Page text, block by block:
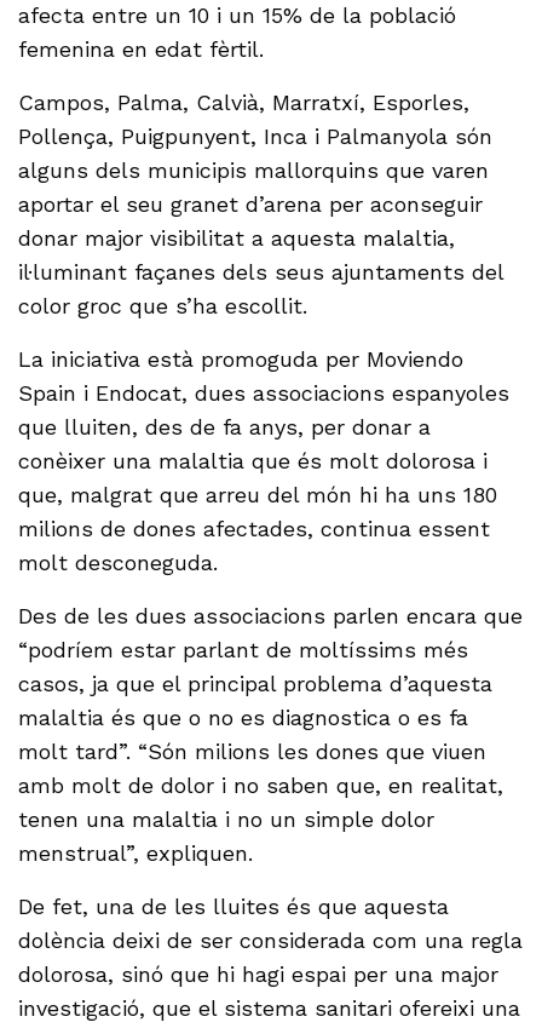
afecta entre un 10 i un 15% de la població
femenina en edat fèrtil.
Campos, Palma, Calvià, Marratxí, Esporles,
Pollença, Puigpunyent, Inca i Palmanyola són
alguns dels municipis mallorquins que varen
aportar el seu granet d’arena per aconseguir
donar major visibilitat a aquesta malaltia,
il·luminant façanes dels seus ajuntaments del
color groc que s’ha escollit.
La iniciativa està promoguda per Moviendo
Spain i Endocat, dues associacions espanyoles
que lluiten, des de fa anys, per donar a
conèixer una malaltia que és molt dolorosa i
que, malgrat que arreu del món hi ha uns 180
milions de dones afectades, continua essent
molt desconeguda.
Des de les dues associacions parlen encara que
“podríem estar parlant de moltíssims més
casos, ja que el principal problema d’aquesta
malaltia és que o no es diagnostica o es fa
molt tard”. “Són milions les dones que viuen
amb molt de dolor i no saben que, en realitat,
tenen una malaltia i no un simple dolor
menstrual”, expliquen.
De fet, una de les lluites és que aquesta
dolència deixi de ser considerada com una regla
dolorosa, sinó que hi hagi espai per una major
investigació, que el sistema sanitari ofereixi una